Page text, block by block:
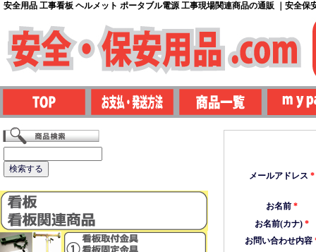
安全用品 工事看板 ヘルメット ポータブル電源 工事現場関連商品の通販 ｜安全保
メールアドレス *
お名前*
お名前(カナ)*
お問い合わせ内容